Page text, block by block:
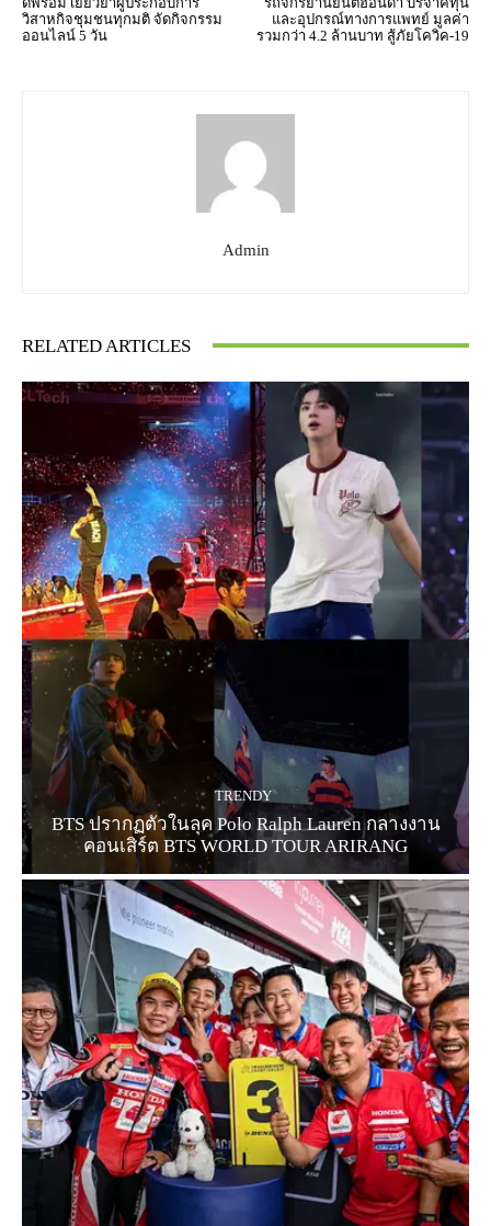
วิสาหกิจชุมชนทุกมติ จัดกิจกรรม
ออนไลน์ 5 วัน
และอุปกรณ์ทางการแพทย์ มูลค่า
รวมกว่า 4.2 ล้านบาท สู้ภัยโควิค-19
Admin
RELATED ARTICLES
TRENDY
BTS ปรากฏตัวในลุค Polo Ralph Lauren กลางงาน
คอนเสิร์ต BTS WORLD TOUR ARIRANG